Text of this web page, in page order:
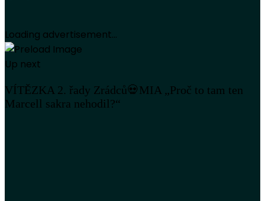
Loading advertisement...
Up next
VÍTĚZKA 2. řady Zrádců💀MIA „Proč to tam ten
Marcell sakra nehodil?“